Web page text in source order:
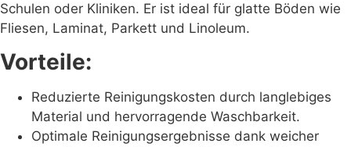
Schulen oder Kliniken. Er ist ideal für glatte Böden wie
Fliesen, Laminat, Parkett und Linoleum.
Vorteile:
Reduzierte Reinigungskosten durch langlebiges
Material und hervorragende Waschbarkeit.
Optimale Reinigungsergebnisse dank weicher